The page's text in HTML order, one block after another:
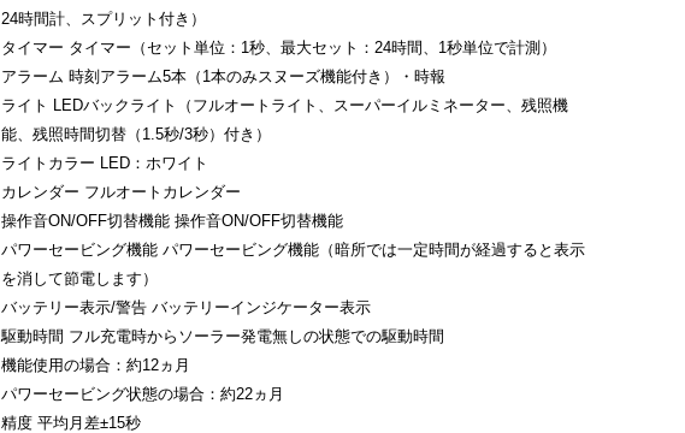
24時間計、スプリット付き）
タイマー タイマー（セット単位：1秒、最大セット：24時間、1秒単位で計測）
アラーム 時刻アラーム5本（1本のみスヌーズ機能付き）・時報
ライト LEDバックライト（フルオートライト、スーパーイルミネーター、残照機
能、残照時間切替（1.5秒/3秒）付き）
ライトカラー LED：ホワイト
カレンダー フルオートカレンダー
操作音ON/OFF切替機能 操作音ON/OFF切替機能
パワーセービング機能 パワーセービング機能（暗所では一定時間が経過すると表示
を消して節電します）
バッテリー表示/警告 バッテリーインジケーター表示
駆動時間 フル充電時からソーラー発電無しの状態での駆動時間
機能使用の場合：約12ヵ月
パワーセービング状態の場合：約22ヵ月
精度 平均月差±15秒